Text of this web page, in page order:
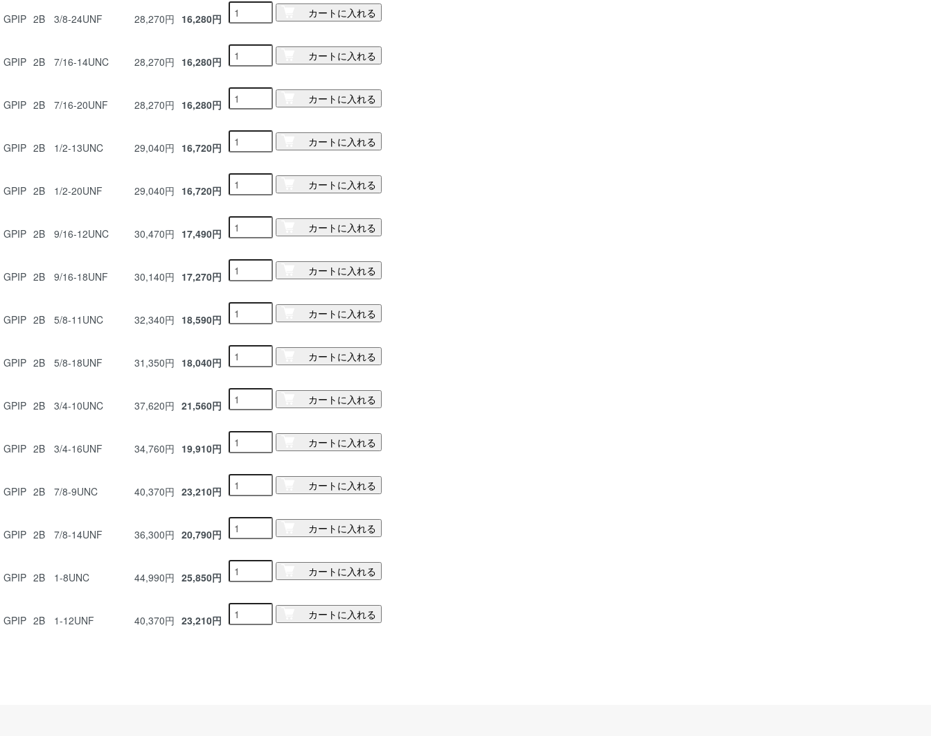
GPIP 2B 3/8-24UNF 28,270円 16,280円 カートに入れる
GPIP 2B 7/16-14UNC 28,270円 16,280円 カートに入れる
GPIP 2B 7/16-20UNF 28,270円 16,280円 カートに入れる
GPIP 2B 1/2-13UNC 29,040円 16,720円 カートに入れる
GPIP 2B 1/2-20UNF 29,040円 16,720円 カートに入れる
GPIP 2B 9/16-12UNC 30,470円 17,490円 カートに入れる
GPIP 2B 9/16-18UNF 30,140円 17,270円 カートに入れる
GPIP 2B 5/8-11UNC 32,340円 18,590円 カートに入れる
GPIP 2B 5/8-18UNF 31,350円 18,040円 カートに入れる
GPIP 2B 3/4-10UNC 37,620円 21,560円 カートに入れる
GPIP 2B 3/4-16UNF 34,760円 19,910円 カートに入れる
GPIP 2B 7/8-9UNC 40,370円 23,210円 カートに入れる
GPIP 2B 7/8-14UNF 36,300円 20,790円 カートに入れる
GPIP 2B 1-8UNC 44,990円 25,850円 カートに入れる
GPIP 2B 1-12UNF 40,370円 23,210円 カートに入れる